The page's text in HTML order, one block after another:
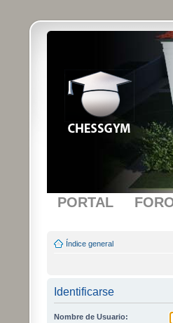
PORTAL
Índice general
Identificarse
Nombre de Usuario: